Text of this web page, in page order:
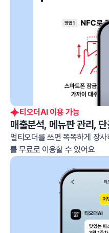
티오더AI 이용 가능
매출분석, 메뉴판 관리, 단
멀티오더를 쓰면 똑똑하게 장
를 무료로 이용할 수 있어요